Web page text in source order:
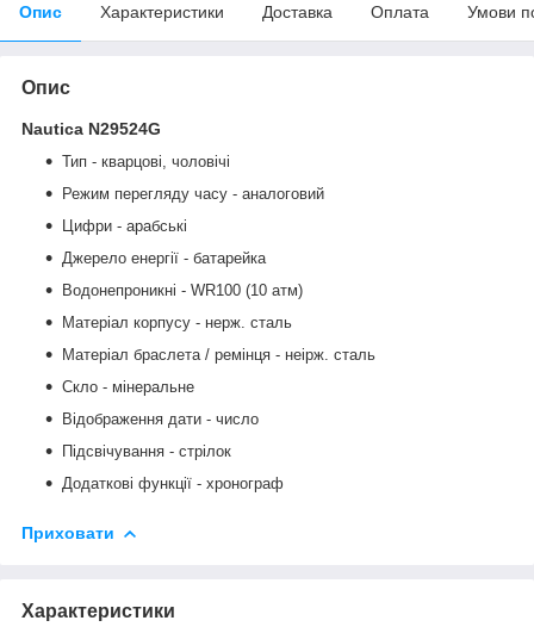
Опис Характеристики Доставка Оплата Умови
Опис
Nautica N29524G
Тип - кварцові, чоловічі
Режим перегляду часу - аналоговий
Цифри - арабські
Джерело енергії - батарейка
Водонепроникні - WR100 (10 атм)
Матеріал корпусу - нерж. сталь
Матеріал браслета / ремінця - неірж. сталь
Скло - мінеральне
Відображення дати - число
Підсвічування - стрілок
Додаткові функції - хронограф
Приховати
Характеристики